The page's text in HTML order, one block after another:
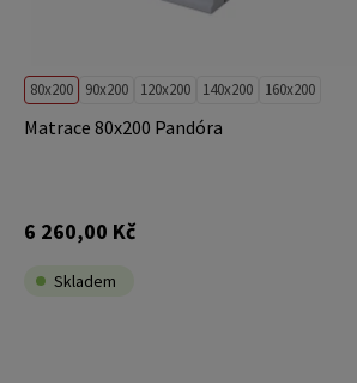
80x200 90x200 120x200 140x200 160x200
Matrace 80x200 Pandóra
6 260,00 Kč
Skladem